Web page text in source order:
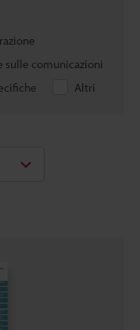
sulle comunicazioni
Altri